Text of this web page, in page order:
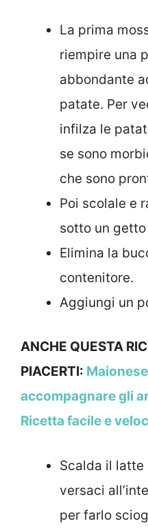
La prima
riempire una
abbondante
patate. Per
infilza le
se sono
che sono
Poi scolale e
sotto un
Elimina la
contenitore.
Aggiungi un
ANCHE QUESTA
PIACERTI:
accompagnare gli
Ricetta facile e
Scalda il latte
versaci
per farlo